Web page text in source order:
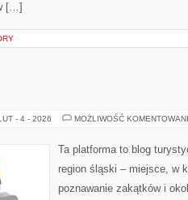
[…]
- 4 - 2026 MOŻLIWOŚĆ
Ta platforma to blog
region śląski – miejsce, w
poznawanie zakątków i